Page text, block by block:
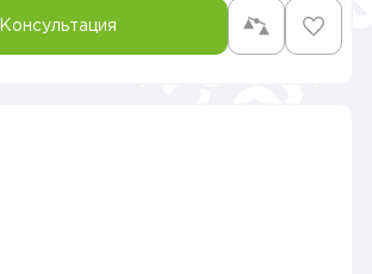
Консультация